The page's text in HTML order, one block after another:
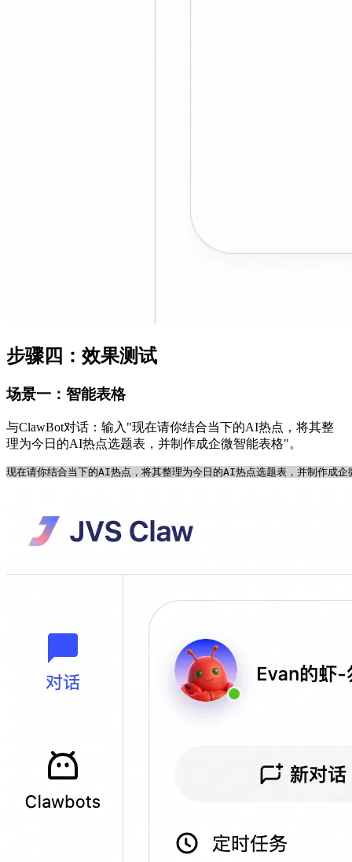
步骤四：效果测试
场景一：智能表格
与ClawBot对话：输入"现在请你结合当下的AI热点，将其整
理为今日的AI热点选题表，并制作成企微智能表格"。